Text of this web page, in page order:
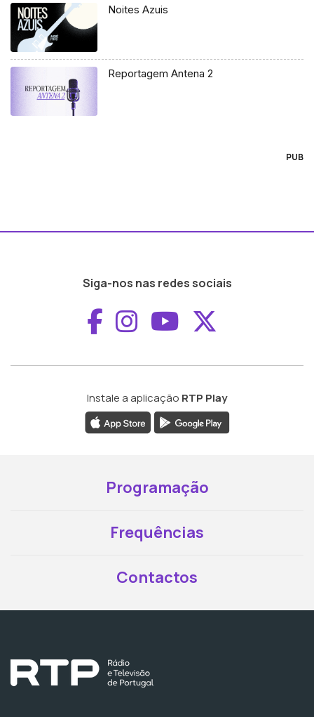
Noites Azuis
Reportagem Antena 2
PUB
Siga-nos nas redes sociais
Aceder ao
Aceder ao
Aceder ao
Instale a aplicação RTP Play
Programação
Frequências
Contactos